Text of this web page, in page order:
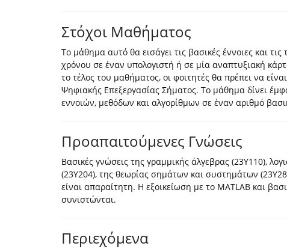
Στόχοι Μαθήματος
Το μάθημα αυτό θα εισάγει τις βασικές έννοιες και
χρόνου σε έναν υπολογιστή ή σε μία αναπτυξιακή
το τέλος του μαθήματος, οι φοιτητές θα πρέπει να
Ψηφιακής Επεξεργασίας Σήματος. Το μάθημα δίνει
εννοιών, μεθόδων και αλγορίθμων σε έναν αριθμό
Προαπαιτούμενες Γνώσεις
Βασικές γνώσεις της γραμμικής άλγεβρας (23Υ110),
(23Υ204), της θεωρίας σημάτων και συστημάτων
είναι απαραίτητη. Η εξοικείωση με το MATLAB και
συνιστώνται.
Περιεχόμενα